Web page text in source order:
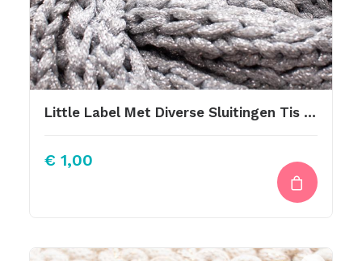
Little Label Met Diverse Sluitingen Tis Zoals Tis
€ 1,00